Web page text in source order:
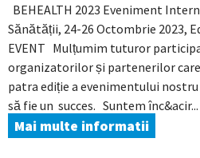
BEHEALTH 2023 Eveniment
Sănătății, 24-26 Octombrie 2023,
EVENT Mulțumim tuturor
organizatorilor și partenerilor
patra ediție a evenimentului
să fie un succes. Suntem înc&acir...
Mai multe informatii